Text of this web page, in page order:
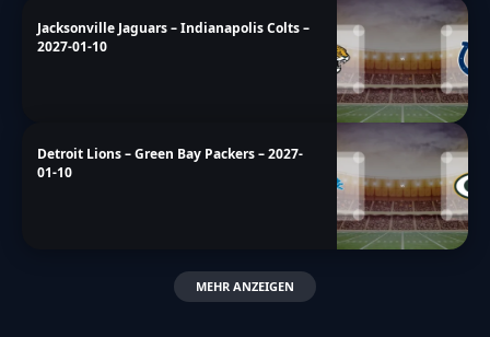
Jacksonville Jaguars – Indianapolis Colts –
2027-01-10
Detroit Lions – Green Bay Packers – 2027-
01-10
MEHR ANZEIGEN